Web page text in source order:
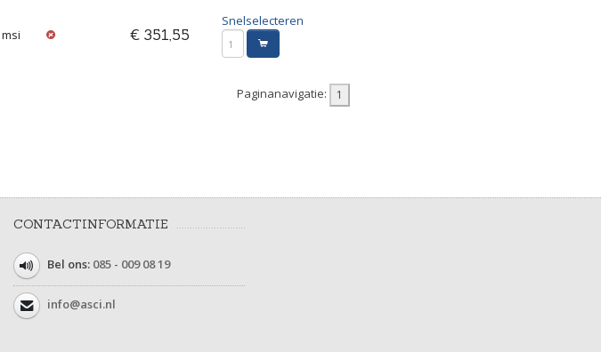
msi € 351,55
Snelselecteren
Paginanavigatie:
CONTACTINFORMATIE
Bel ons: 085 - 009 08 19
info@asci.nl